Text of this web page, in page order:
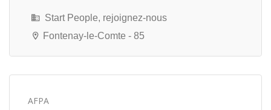
Start People, rejoignez-nous
Fontenay-le-Comte - 85
AFPA